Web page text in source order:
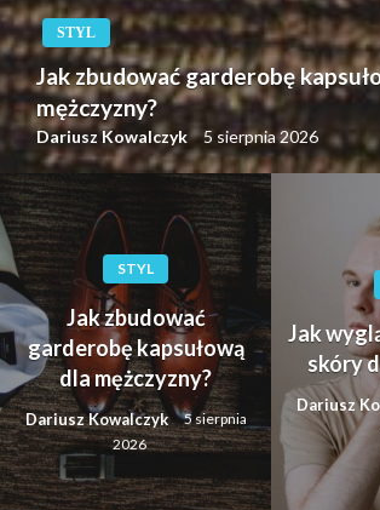
STYL
Jak zbudować garderobę
mężczyzny?
Dariusz Kowalczyk 5 sierpnia 2026
STYL
Jak zbudować
garderobę kapsułową
dla mężczyzny?
Dariusz Kowalczyk
5 sierpnia
2026
Jak
skóry
Dariusz